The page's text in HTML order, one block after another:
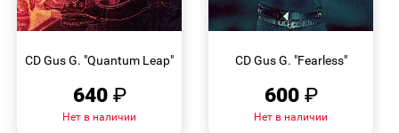
CD Gus G. "Quantum Leap"
640 ₽
Нет в наличии
CD Gus G. "Fearless"
600 ₽
Нет в наличии